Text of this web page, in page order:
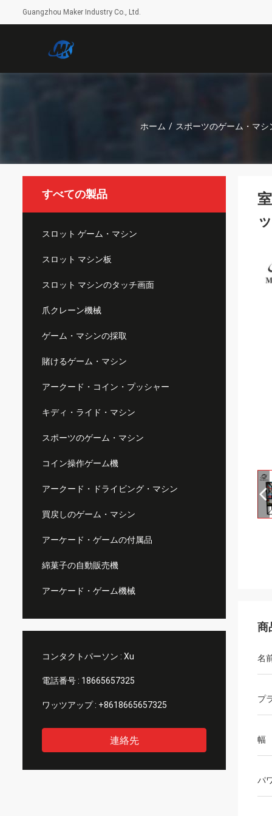
Guangzhou Maker Industry Co., Ltd.
ホーム / スポーツのゲーム・マシ
すべての製品
スロット ゲーム・マシン
スロット マシン板
スロット マシンのタッチ画面
爪クレーン機械
ゲーム・マシンの採取
賭けるゲーム・マシン
アークード・コイン・プッシャー
キディ・ライド・マシン
スポーツのゲーム・マシン
コイン操作ゲーム機
アークード・ドライビング・マシン
買戻しのゲーム・マシン
アーケード・ゲームの付属品
綿菓子の自動販売機
アーケード・ゲーム機械
コンタクトパーソン : Xu
電話番号 : 18665657325
ワッツアップ : +8618665657325
連絡先
商
名
プ
幅
パ